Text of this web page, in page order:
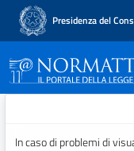
Presidenza del
In caso di problemi di